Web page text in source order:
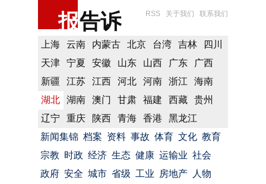
报告诉 RSS 关于我们 联系我们
上海 云南 内蒙古 北京 台湾 吉林
四川
天津
宁夏 安徽 山东 山西 广东
广西
新疆
江苏 江西 河北 河南 浙江
海南
湖北
湖南 澳门 甘肃 福建 西藏
贵州
辽宁
重庆 陕西 青海 香港
黑龙江
新闻集锦 档案 资料 事故 体育 文化 教育
宗教 时政 经济 生态 健康 运输业 社会
政府 安全 城市 省级 工业 房地产
人物